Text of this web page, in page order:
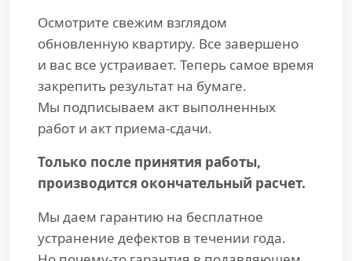
Осмотрите свежим взглядом
обновленную квартиру. Все завершено
и вас все устраивает. Теперь самое время
закрепить результат на бумаге.
Мы подписываем акт выполненных
работ и акт приема-сдачи.
Только после принятия работы,
производится окончательный расчет.
Мы даем гарантию на бесплатное
устранение дефектов в течении года.